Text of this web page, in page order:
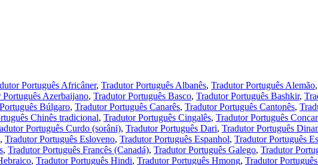
Português Africâner, Tradutor Português Albanês, Tradutor Português Alemão,
Português Azerbaijano, Tradutor Português Basco, Tradutor Português Bashkir,
Búlgaro, Tradutor Português Canarês, Tradutor Português Cantonês,
Chinês tradicional, Tradutor Português Cingalês, Tradutor Português
Português Curdo (sorâni), Tradutor Português Dari, Tradutor Português
, Tradutor Português Esloveno, Tradutor Português Espanhol, Tradutor Português
, Tradutor Português Francês (Canadá), Tradutor Português Galego, Tradutor
, Tradutor Português Hindi, Tradutor Português Hmong, Tradutor